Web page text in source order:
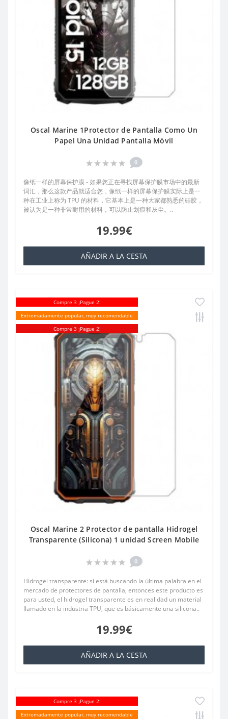
Oscal Marine 1Protector de Pantalla Como Un
Papel Una Unidad Pantalla Móvil
0
像纸一样的屏幕保护膜 - 如果您正在寻找屏幕保护膜市场中的最新
词汇，那么这款产品就适合您，像纸一样的屏幕保护膜实际上是一
种在工业上称为 TPU 的材料，它基本上是一种大家都熟悉的硅胶，
被认为是一种非常耐用的材料，可以防止划痕和灰尘。..
19.99€
AÑADIR A LA CESTA
Compre 3 ¡Pague 2!
Extremadamente popular, muy recomendable
Compre 3 ¡Pague 2!
Oscal Marine 2 Protector de pantalla Hidrogel
Transparente (Silicona) 1 unidad Screen Mobile
0
Hidrogel transparente: si está buscando la última palabra en el
mercado de protectores de pantalla, entonces este producto es
para usted, el hidrogel transparente es en realidad un material
llamado en la industria TPU, que es básicamente una silicona..
19.99€
AÑADIR A LA CESTA
Compre 3 ¡Pague 2!
Extremadamente popular, muy recomendable